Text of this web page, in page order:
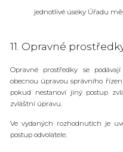
jednotlivé úseky Úřadu
11. Opravné
Opravné prostředky se
obecnou úpravou správního
pokud nestanoví jiný postup
zvláštní úpravu.
Ve vydaných rozhodnutích je
postup odvolatele.